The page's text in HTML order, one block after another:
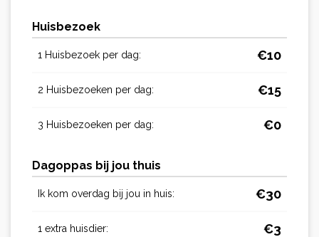
Huisbezoek
1 Huisbezoek per dag: €10
2 Huisbezoeken per dag: €15
3 Huisbezoeken per dag: €0
Dagoppas bij jou thuis
Ik kom overdag bij jou in huis: €30
1 extra huisdier: €3